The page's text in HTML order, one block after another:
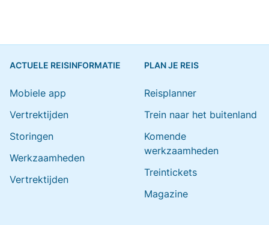
ACTUELE REISINFORMATIE
Mobiele app
Vertrektijden
Storingen
Werkzaamheden
Vertrektijden
PLAN JE REIS
Reisplanner
Trein naar het buitenland
Komende
werkzaamheden
Treintickets
Magazine